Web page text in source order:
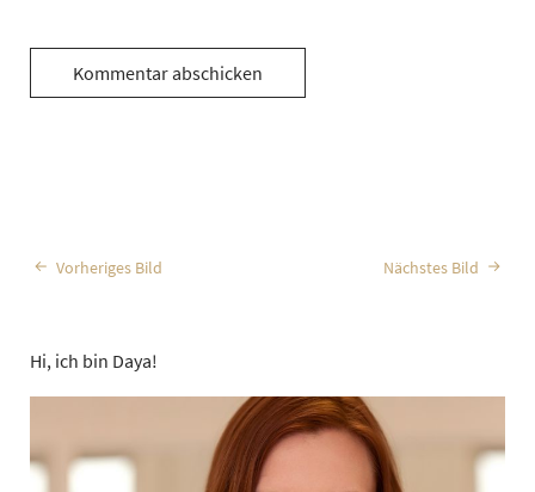
Nächstes Bild
Vorheriges Bild
Hi, ich bin Daya!